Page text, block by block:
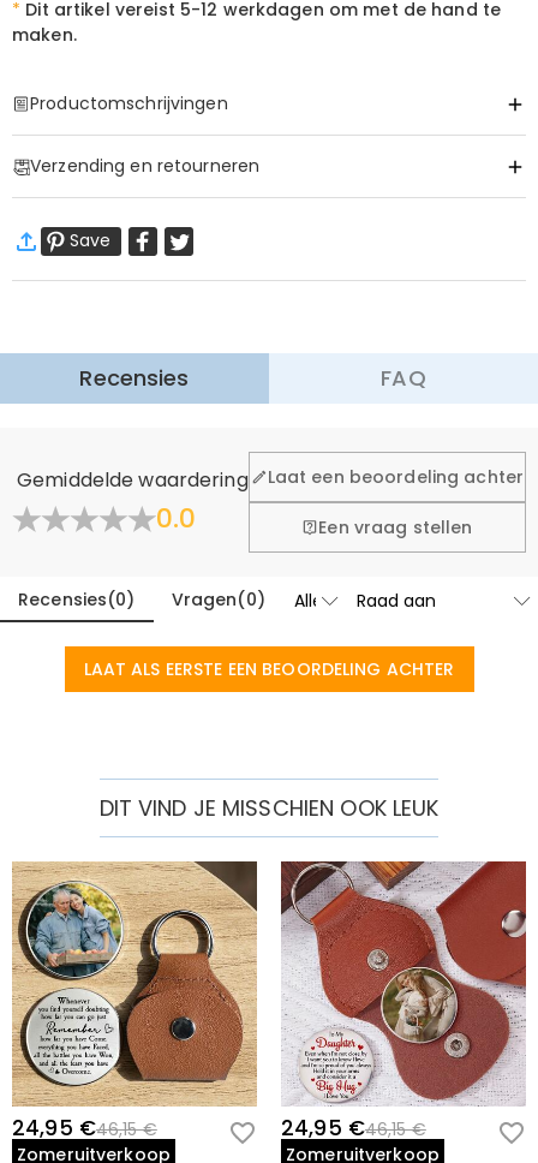
* Dit artikel vereist 5-12 werkdagen om met de hand te
maken.
Productomschrijvingen
Verzending en retourneren
Wij willen dat u zich comfortabel en zeker voelt tijdens het
Save
Recensies FAQ
Gemiddelde waardering
0.0
Laat een beoordeling achter
Een vraag stellen
Recensies(0) Vragen(0)
LAAT ALS EERSTE EEN BEOORDELING ACHTER
DIT VIND JE MISSCHIEN OOK LEUK
24,95 €46,15 €
Zomeruitverkoop
24,95 €46,15 €
Zomeruitverkoop